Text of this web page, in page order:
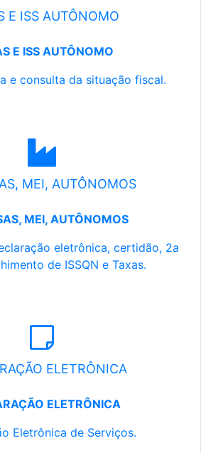
E ISS AUTÔNOMO
E ISS AUTÔNOMO
e consulta da situação fiscal.
MEI, AUTÔNOMOS
MEI, AUTÔNOMOS
eletrônica, certidão, 2a
de ISSQN e Taxas.
ELETRÔNICA
ELETRÔNICA
Eletrônica de Serviços.